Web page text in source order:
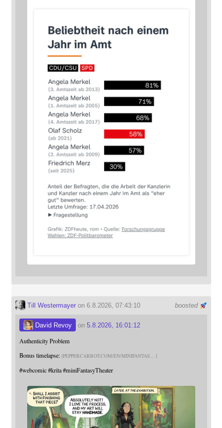
boosted
Till Westermayeron 6.8.2026, 07:43:10
David Revoy on 5.8.2026, 16:01:12
Authenticity Problem
Bonus timelapse: PEPPERCARROT.COM/EN/MINIFANTAS
#webcomic #krita #miniFantasyTheater